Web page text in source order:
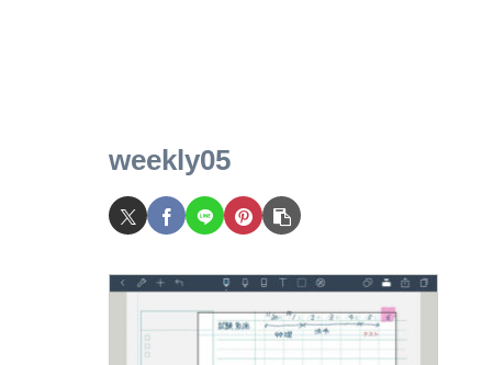
weekly05